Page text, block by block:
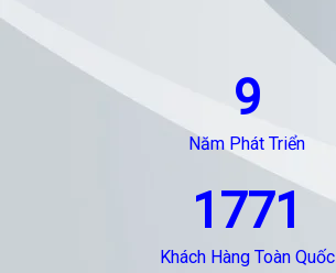
9
Năm Phát Triển
1771
Khách Hàng Toàn Quốc